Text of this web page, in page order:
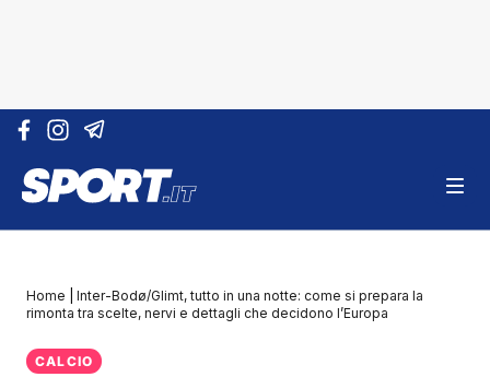
Vai al contenuto
Home
Inter-Bodø/Glimt, tutto in una notte: come si prepara la
rimonta tra scelte, nervi e dettagli che decidono l’Europa
CALCIO